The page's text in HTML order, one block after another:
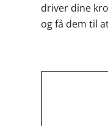
driver dine
og få dem til